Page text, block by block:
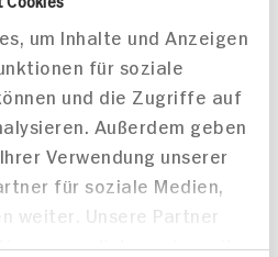
um Inhalte und Anzeigen
für soziale
und die Zugriffe auf
Außerdem geben
Verwendung unserer
für soziale Medien,
weiter. Unsere Partner
möglicherweise mit
Leicht